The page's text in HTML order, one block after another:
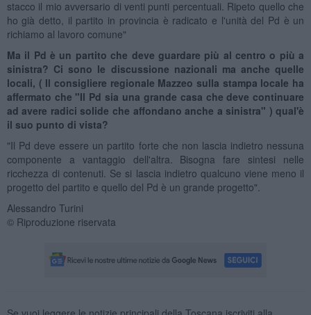
stacco il mio avversario di venti punti percentuali. Ripeto quello che
ho già detto, il partito in provincia è radicato e l'unità del Pd è un
richiamo al lavoro comune"
Ma il Pd è un partito che deve guardare più al centro o più a
sinistra? Ci sono le discussione nazionali ma anche quelle
locali, ( Il consigliere regionale Mazzeo sulla stampa locale ha
affermato che "Il Pd sia una grande casa che deve continuare
ad avere radici solide che affondano anche a sinistra" ) qual'è
il suo punto di vista?
"Il Pd deve essere un partito forte che non lascia indietro nessuna
componente a vantaggio dell'altra. Bisogna fare sintesi nelle
ricchezza di contenuti. Se si lascia indietro qualcuno viene meno il
progetto del partito e quello del Pd è un grande progetto".
Alessandro Turini
© Riproduzione riservata